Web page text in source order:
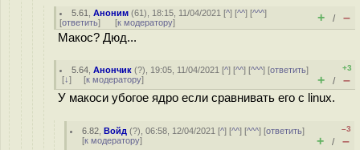
5.61 ,Аноним (61), 18:15, 11/04/2021 [^] [^^] [^^^]
[ответить] [к модератору] + / –
Макос? Дюд...
5.64 ,Анончик (?), 19:05, 11/04/2021 [^] [^^] [^^^] [ответить]
[↓] [к модератору]
+3
+ / –
У макоси убогое ядро если сравнивать его с linux.
6.82 ,Войд (?), 06:58, 12/04/2021 [^] [^^] [^^^] [ответить]
[к модератору]
–3
+ / –